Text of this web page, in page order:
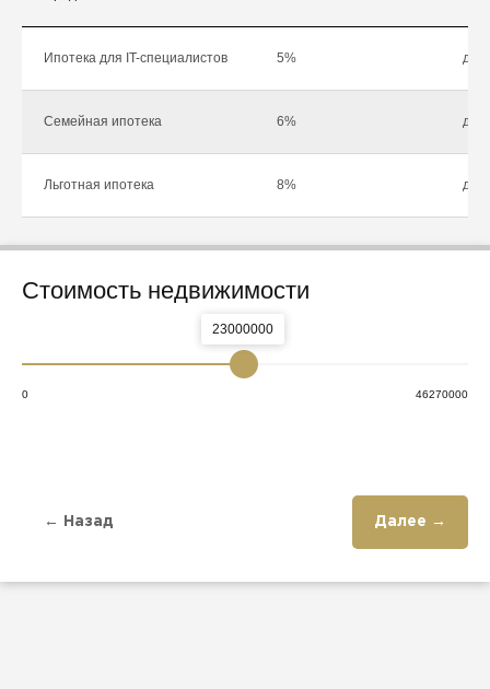
Ипотека для IT-специалистов 5% до
Семейная ипотека 6% до
Льготная ипотека 8% до
Стоимость недвижимости
23000000
0 46270000
← Назад Далее →